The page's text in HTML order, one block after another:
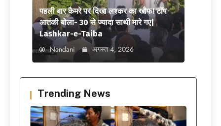
पहली बार कैमरे पर दिखा लश्कर का खौफ! टॉप
आतंकी बोला- 30 से ज्यादा साथी मारे गए|
Lashkar-e-Taiba
Nandani अगस्त 4, 2026
Trending News